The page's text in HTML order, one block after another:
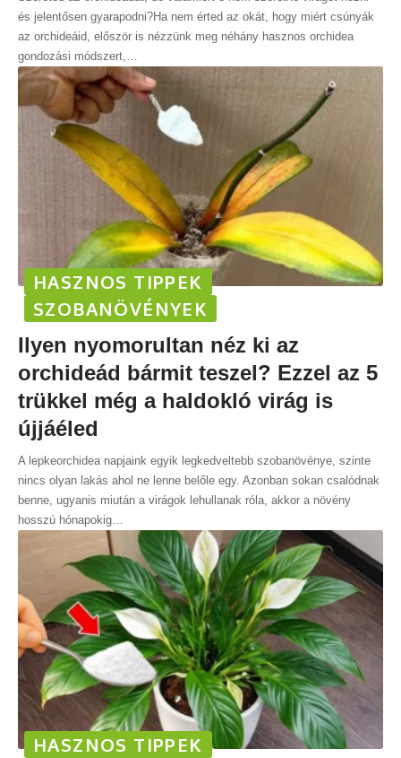
és jelentősen gyarapodni?Ha nem érted az okát, hogy miért csúnyák
az orchideáid, először is nézzünk meg néhány hasznos orchidea
gondozási módszert,
HASZNOS TIPPEK
SZOBANÖVÉNYEK
Ilyen nyomorultan néz ki az
orchideád bármit teszel? Ezzel az 5
trükkel még a haldokló virág is
újjáéled
A lepkeorchidea napjaink egyik legkedveltebb szobanövénye, szinte
nincs olyan lakás ahol ne lenne belőle egy. Azonban sokan csalódnak
benne, ugyanis miután a virágok lehullanak róla, akkor a növény
hosszú hónapokig
HASZNOS TIPPEK